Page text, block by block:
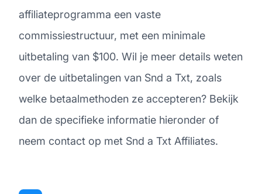
affiliateprogramma een vaste
commissiestructuur, met een minimale
uitbetaling van $100. Wil je meer details weten
over de uitbetalingen van Snd a Txt, zoals
welke betaalmethoden ze accepteren? Bekijk
dan de specifieke informatie hieronder of
neem contact op met Snd a Txt Affiliates.